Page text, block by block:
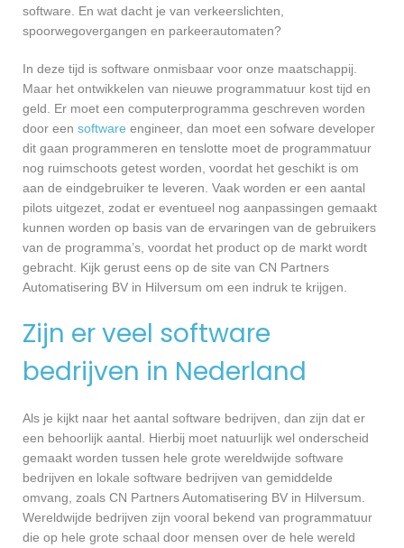
software. En wat dacht je van verkeerslichten,
spoorwegovergangen en parkeerautomaten?
In deze tijd is software onmisbaar voor onze maatschappij.
Maar het ontwikkelen van nieuwe programmatuur kost tijd en
geld. Er moet een computerprogramma geschreven worden
door een software engineer, dan moet een sofware developer
dit gaan programmeren en tenslotte moet de programmatuur
nog ruimschoots getest worden, voordat het geschikt is om
aan de eindgebruiker te leveren. Vaak worden er een aantal
pilots uitgezet, zodat er eventueel nog aanpassingen gemaakt
kunnen worden op basis van de ervaringen van de gebruikers
van de programma’s, voordat het product op de markt wordt
gebracht. Kijk gerust eens op de site van CN Partners
Automatisering BV in Hilversum om een indruk te krijgen.
Zijn er veel software
bedrijven in Nederland
Als je kijkt naar het aantal software bedrijven, dan zijn dat er
een behoorlijk aantal. Hierbij moet natuurlijk wel onderscheid
gemaakt worden tussen hele grote wereldwijde software
bedrijven en lokale software bedrijven van gemiddelde
omvang, zoals CN Partners Automatisering BV in Hilversum.
Wereldwijde bedrijven zijn vooral bekend van programmatuur
die op hele grote schaal door mensen over de hele wereld